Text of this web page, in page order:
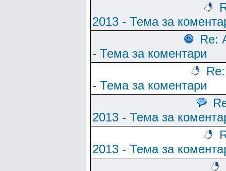
2013 - Тема за
Re:
- Тема за коментари
- Тема за коментари
2013 - Тема за
2013 - Тема за